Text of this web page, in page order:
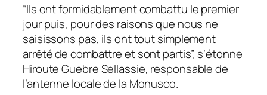
“Ils ont formidablement combattu le premier
jour puis, pour des raisons que nous ne
saisissons pas, ils ont tout simplement
arrêté de combattre et sont partis”, s’étonne
Hiroute Guebre Sellassie, responsable de
l’antenne locale de la Monusco.